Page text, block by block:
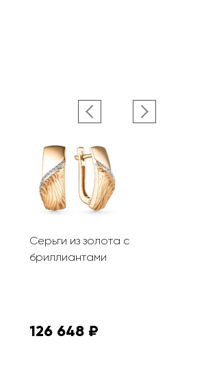
Серьги из золота с
бриллиантами
126 648 ₽